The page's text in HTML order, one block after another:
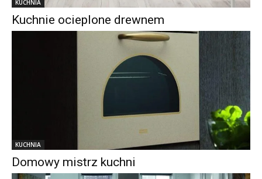
KUCHNIA
Kuchnie ocieplone drewnem
KUCHNIA
Domowy mistrz kuchni